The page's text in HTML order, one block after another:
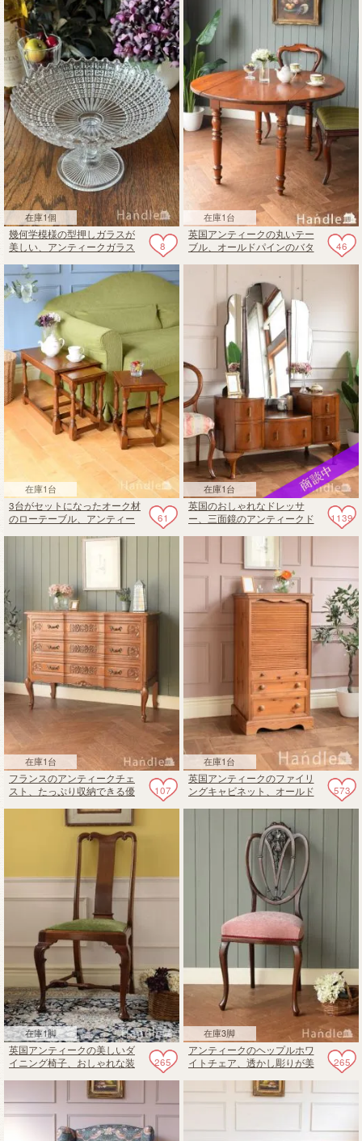
在庫1個
8
幾何学模様の型押しガラスが
美しい、アンティークガラス
在庫1台
46
英国アンティークの丸いテー
ブル、オールドパインのバタ
在庫1台
61
3台がセットになったオーク材
のローテーブル、アンティー
在庫1台
1139
英国のおしゃれなドレッサ
ー、三面鏡のアンティークド
在庫1台
107
フランスのアンティークチェ
スト、たっぷり収納できる優
在庫1台
573
英国アンティークのファイリ
ングキャビネット、オールド
在庫1脚
265
英国アンティークの美しいダ
イニング椅子、おしゃれな装
在庫3脚
265
アンティークのヘップルホワ
イトチェア、透かし彫りが美